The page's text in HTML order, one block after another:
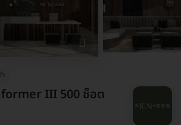
III 500 ช็อต